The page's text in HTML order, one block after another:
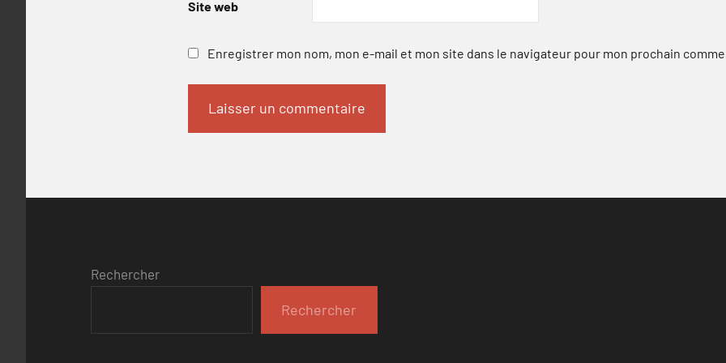
Site web
Enregistrer mon nom, mon e-mail et mon site dans le navigateur pour mon prochain
Rechercher
Rechercher